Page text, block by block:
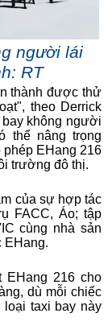
người lái
RT
thành được thử
theo Derrick
không người
thể nâng trọng
phép EHang 216
trường đô thị.
của sự hợp tác
FACC, Áo; tập
cùng nhà sản
EHang.
216 cho
dù mỗi chiếc
taxi bay này